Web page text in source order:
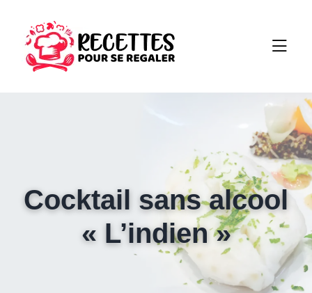
Cocktail sans alcool
« L’indien »